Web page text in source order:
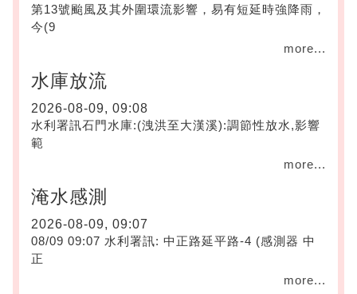
第13號颱風及其外圍環流影響，易有短延時強降雨，
今(9
more...
水庫放流
2026-08-09, 09:08
水利署訊石門水庫:(洩洪至大漢溪):調節性放水,影響
範
more...
淹水感測
2026-08-09, 09:07
08/09 09:07 水利署訊: 中正路延平路-4 (感測器 中
正
more...